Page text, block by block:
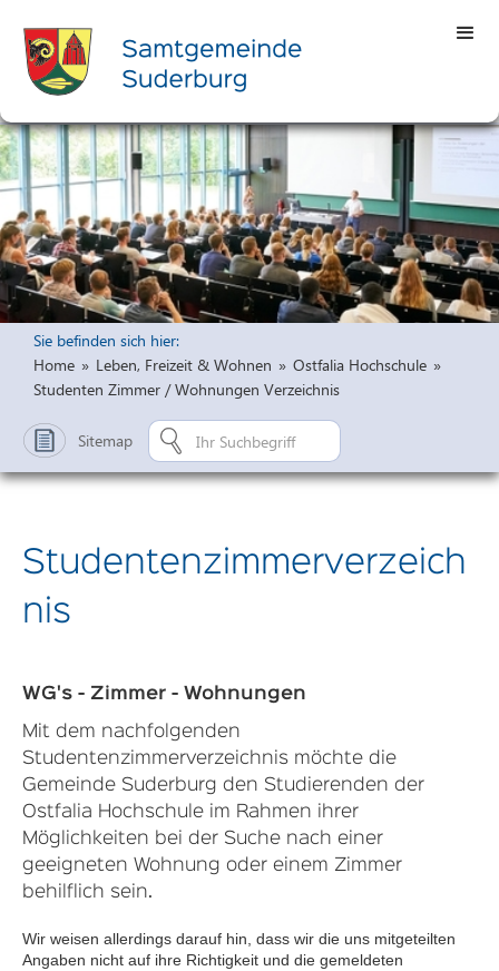
Sie befinden sich hier:
Home » Leben, Freizeit & Wohnen » Ostfalia Hochschule »
Studenten Zimmer / Wohnungen Verzeichnis
Sitemap
Studentenzimmerverzeich
nis
WG's - Zimmer - Wohnungen
Mit dem nachfolgenden
Studentenzimmerverzeichnis möchte die
Gemeinde Suderburg den Studierenden der
Ostfalia Hochschule im Rahmen ihrer
Möglichkeiten bei der Suche nach einer
geeigneten Wohnung oder einem Zimmer
behilflich sein.
Wir weisen allerdings darauf hin, dass wir die uns mitgeteilten
Angaben nicht auf ihre Richtigkeit und die gemeldeten